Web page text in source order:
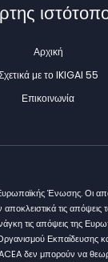
Αρχική
με το IKIGAI 55
Επικοινωνία
Ένωσης. Οι
τις
τις απόψεις της
Εκπαίδευσης
δεν μπορούν να